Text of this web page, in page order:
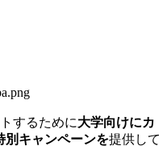
するために大学向けにカ
別キャンペーンを提供して